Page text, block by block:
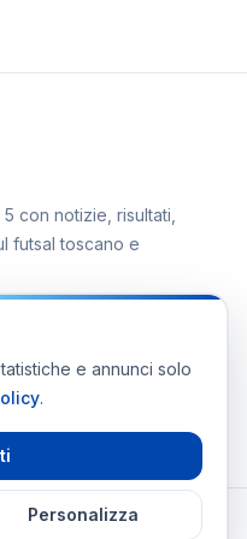
con notizie, risultati,
futsal toscano e
· Tutti i diritti riservati
e annunci solo
.
Personalizza